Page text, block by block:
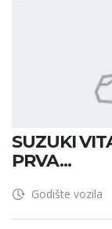
SUZUKI
PRVA...
Godište vozila